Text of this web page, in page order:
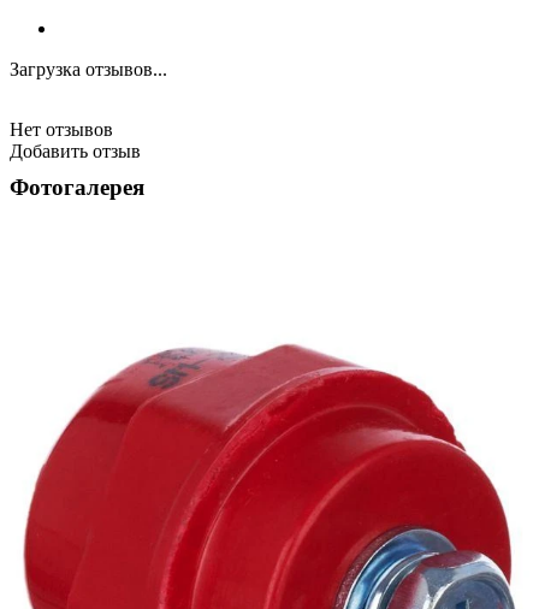
Загрузка отзывов...
Нет отзывов
Добавить отзыв
Фотогалерея